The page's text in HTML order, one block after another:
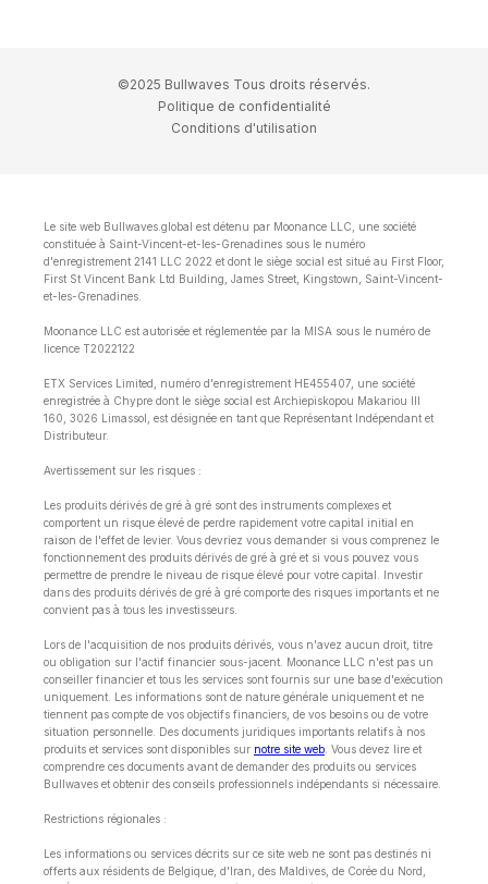
©2025 Bullwaves Tous droits réservés.
Politique de confidentialité
Conditions d'utilisation
Le site web Bullwaves.global est détenu par Moonance LLC, une société
constituée à Saint-Vincent-et-les-Grenadines sous le numéro
d'enregistrement 2141 LLC 2022 et dont le siège social est situé au First Floor,
First St Vincent Bank Ltd Building, James Street, Kingstown, Saint-Vincent-
et-les-Grenadines.
Moonance LLC est autorisée et réglementée par la MISA sous le numéro de
licence T2022122
ETX Services Limited, numéro d'enregistrement HE455407, une société
enregistrée à Chypre dont le siège social est Archiepiskopou Makariou lll
160, 3026 Limassol, est désignée en tant que Représentant Indépendant et
Distributeur.
Avertissement sur les risques :
Les produits dérivés de gré à gré sont des instruments complexes et
comportent un risque élevé de perdre rapidement votre capital initial en
raison de l'effet de levier. Vous devriez vous demander si vous comprenez le
fonctionnement des produits dérivés de gré à gré et si vous pouvez vous
permettre de prendre le niveau de risque élevé pour votre capital. Investir
dans des produits dérivés de gré à gré comporte des risques importants et ne
convient pas à tous les investisseurs.
Lors de l'acquisition de nos produits dérivés, vous n'avez aucun droit, titre
ou obligation sur l'actif financier sous-jacent. Moonance LLC n'est pas un
conseiller financier et tous les services sont fournis sur une base d'exécution
uniquement. Les informations sont de nature générale uniquement et ne
tiennent pas compte de vos objectifs financiers, de vos besoins ou de votre
situation personnelle. Des documents juridiques importants relatifs à nos
produits et services sont disponibles sur notre site web . Vous devez lire et
comprendre ces documents avant de demander des produits ou services
Bullwaves et obtenir des conseils professionnels indépendants si nécessaire.
Restrictions régionales :
Les informations ou services décrits sur ce site web ne sont pas destinés ni
offerts aux résidents de Belgique, d'Iran, des Maldives, de Corée du Nord,